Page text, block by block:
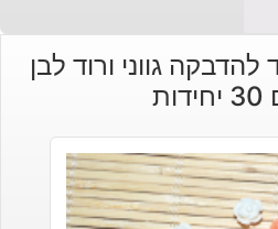
גווני ורוד לבן